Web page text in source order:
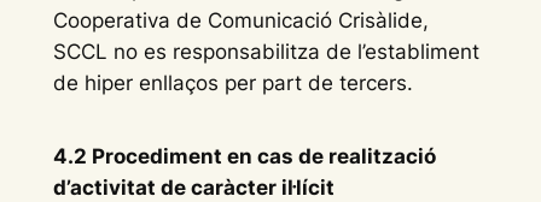
Cooperativa de Comunicació Crisàlide,
SCCL no es responsabilitza de l’establiment
de hiper enllaços per part de tercers.
4.2 Procediment en cas de realització
d’activitat de caràcter il·lícit